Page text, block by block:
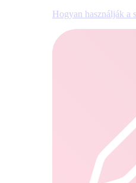
Hogyan használják a